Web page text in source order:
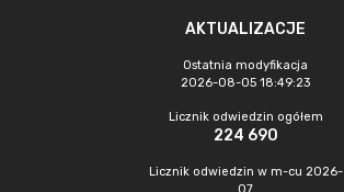
AKTUALIZACJE
Ostatnia modyfikacja
2026-08-05 18:49:23
Licznik odwiedzin ogółem
224 690
Licznik odwiedzin w m-cu 2026-